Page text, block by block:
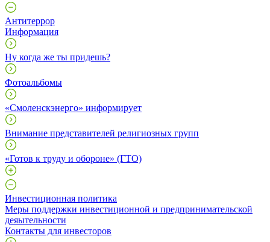
Антитеррор
Информация
Ну когда же ты придешь?
Фотоальбомы
«Смоленскэнерго» информирует
Внимание представителей религиозных групп
«Готов к труду и обороне» (ГТО)
Инвестиционная политика
Меры поддержки инвестиционной и предпринимательской
деяытельности
Контакты для инвесторов